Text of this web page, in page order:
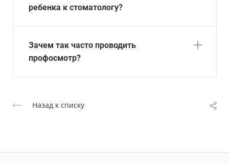
ребенка к стоматологу?
Зачем так часто проводить
профосмотр?
Назад к списку